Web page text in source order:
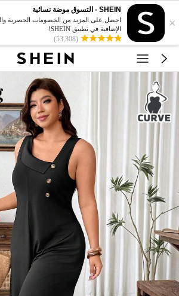
×
SHEIN - التسوق موضة نسائية
احصل على المزيد من الخصومات الحصرية
الإضافية في تطبيق SHEIN!
(53,308)